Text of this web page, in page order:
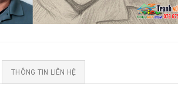
THÔNG TIN LIÊN HỆ